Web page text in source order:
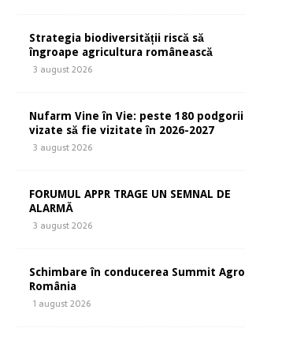
Strategia biodiversității riscă să
îngroape agricultura românească
3 august 2026
Nufarm Vine în Vie: peste 180 podgorii
vizate să fie vizitate în 2026-2027
3 august 2026
FORUMUL APPR TRAGE UN SEMNAL DE
ALARMĂ
3 august 2026
Schimbare în conducerea Summit Agro
România
1 august 2026